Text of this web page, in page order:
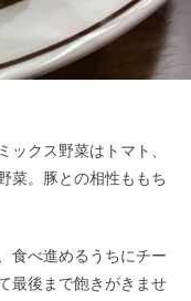
ックス野菜はトマト、
菜。豚との相性ももち
食べ進めるうちにチー
最後まで飽きがきませ